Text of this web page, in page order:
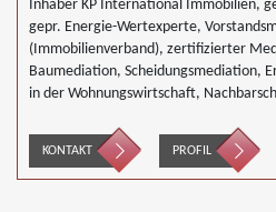
Inhaber KP International Immobilien,
gepr. Energie-Wertexperte,
(Immobilienverband), zertifizierter
Baumediation, Scheidungsmediation,
in der Wohnungswirtschaft,
KONTAKT PROFIL